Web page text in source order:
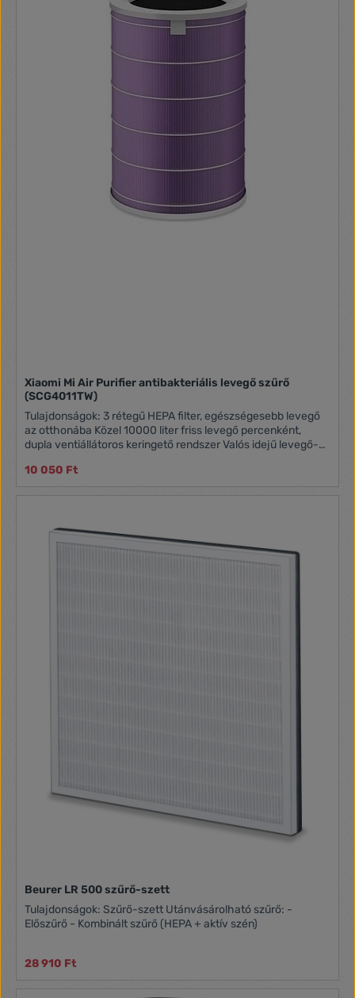
porszennyeződéseket és az allergén anyagokat Pre-HEPA
szűrő: biztosítja a HEPA H13 szűrő hosszú élettartamát
Eredeti koreai HEPA H13 szűrő, 99,97 %-os hatékonysággal
Szénszűrő: elnyeli a kellemetlen szagokat Formaldehid
egészségügyben használatos 254 nm-es hullámhosszal,
99,92 %-ban elpusztítja a mikroorganizmusokat, pl. a
baktériumokat, vírusokat, penészgombákat Fotokatalitikus
oxidáció (PCO): ez a folyamat lehetővé teszi a nagyon
hidrogén-szulfidok, ammónia, merkaptánok stb. oxidálását
Ionizáló funkció: a negatív töltésű oxigén ionok
kibocsátásával jelentős mértékben javítható a helyiség
levegőjének a minősége
Xiaomi Mi Air Purifier antibakteriális levegő szűrő
(SCG4011TW)
Tulajdonságok: 3 rétegű HEPA filter, egészségesebb levegő
az otthonába Közel 10000 liter friss levegő percenként,
dupla ventiállátoros keringető rendszer Valós idejű levegő-
10 050 Ft
Beurer LR 500 szűrő-szett
Tulajdonságok: Szűrő-szett Utánvásárolható szűrő: -
Előszűrő - Kombinált szűrő (HEPA + aktív szén)
28 910 Ft